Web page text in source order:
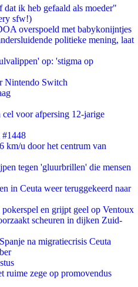
ik heb gefaald als moeder"
sfw!)
overspoeld met babykonijntjes
politieke mening, laat
op: 'stigma op
Nintendo Switch
voor afpersing 12-jarige
#1448
km/u door het centrum van
tegen 'gluurbrillen' die mensen
in Ceuta weer teruggekeerd naar
en grijpt geel op Ventoux
scheuren in dijken Zuid-
na migratiecrisis Ceuta
ruime zege op promovendus